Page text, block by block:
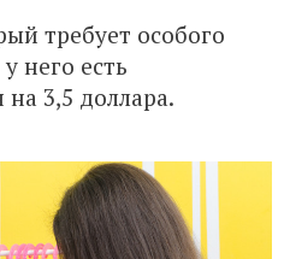
требует особого
него есть
3,5 доллара.